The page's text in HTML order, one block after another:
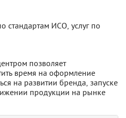
стандартам ИСО, услуг по
позволяет
время на оформление
на развитии бренда, запуске
продукции на рынке